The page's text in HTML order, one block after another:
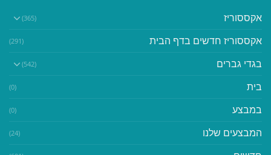
אקססוריז (365)
אקססוריז חדשים בדף הבית (291)
בגדי גברים (542)
בית (0)
במבצע (0)
המבצעים שלנו (24)